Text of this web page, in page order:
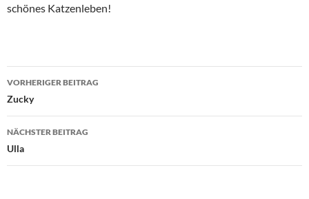
schönes Katzenleben!
Beitragsnavigation
VORHERIGER BEITRAG
Zucky
NÄCHSTER BEITRAG
Ulla